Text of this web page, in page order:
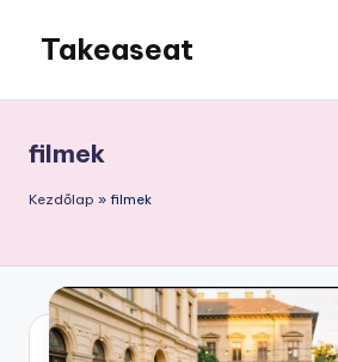
content
Takeaseat
filmek
Kezdőlap » filmek